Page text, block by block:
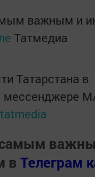
важным и
Татмедиа
Татарстана в
мессенджере
самым
в Телеграм